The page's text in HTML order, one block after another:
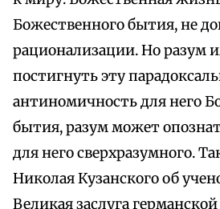
Божественного бытия, не
рационализации. Но разум
постигнуть эту
антиномичность для него
бытия, разум может
для него сверхразумного.
Николая Кузанского об
Великая заслуга